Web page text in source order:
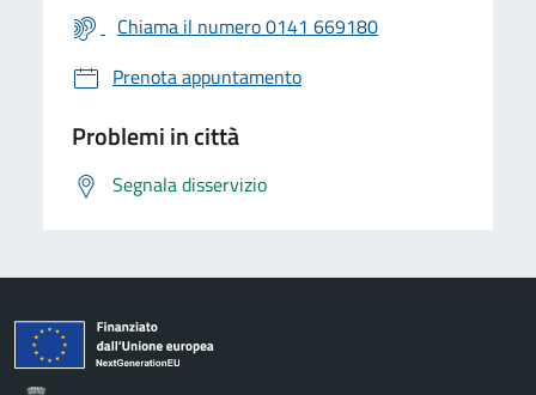
Chiama il numero 0141 669180
Prenota appuntamento
Problemi in città
Segnala disservizio